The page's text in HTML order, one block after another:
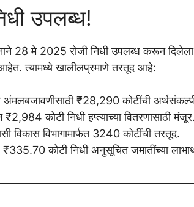
उपलब्ध!
28 मे 2025 रोजी निधी उपलब्ध करून दिलेला
त्यामध्ये खालीलप्रमाणे तरतूद आहे:
अंमलबजावणीसाठी ₹28,290 कोटींची
₹2,984 कोटी निधी हप्त्याच्या वितरणासाठी मंजूर.
विकास विभागामार्फत 3240 कोटींची तरतूद.
₹335.70 कोटी निधी अनुसूचित जमातींच्या